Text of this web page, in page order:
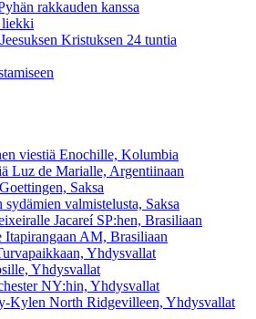
rakkauden kanssa
liekki
Kristuksen 24 tuntia
viestiä Enochille, Kolumbia
Luz de Marialle, Argentiinaan
Saksa
valmistelusta, Saksa
Jacareí SP:hen, Brasiliaan
AM, Brasiliaan
Yhdysvallat
Yhdysvallat
NY:hin, Yhdysvallat
Kylen North Ridgevilleen, Yhdysvallat